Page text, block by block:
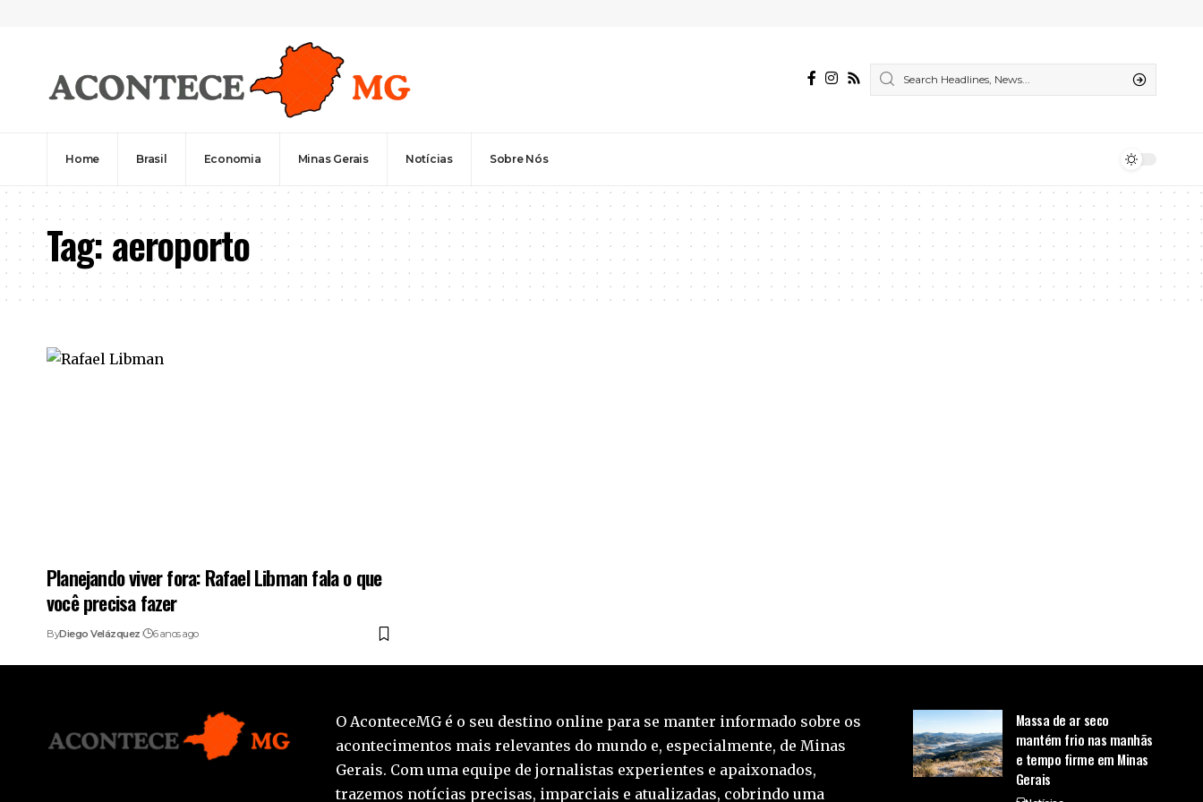
Home Brasil Economia Minas Gerais Notícias Sobre Nós
Tag:aeroporto
Planejando viver fora: Rafael Libman fala o que
você precisa fazer
ByDiego Velázquez 6 anos ago
O AconteceMG é o seu destino online para se manter informado sobre os
acontecimentos mais relevantes do mundo e, especialmente, de Minas
Gerais. Com uma equipe de jornalistas experientes e apaixonados,
trazemos notícias precisas, imparciais e atualizadas, cobrindo uma
Massa de ar seco
mantém frio nas manhãs
e tempo firme em Minas
Gerais